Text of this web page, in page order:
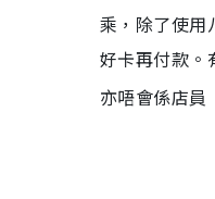
乘，除了使用
好卡再付款。
亦唔會係店員